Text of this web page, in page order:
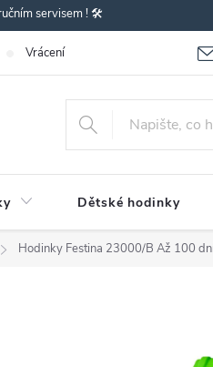
servisem ! 🛠️
Vrácení - výměna zboží
Dětské hodinky
Hodinky Festina 23000/B Až 100